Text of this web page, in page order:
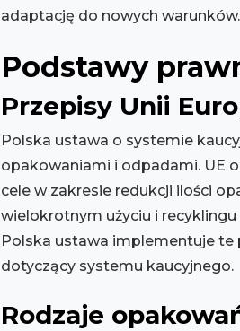
adaptację do nowych warunków.
Podstawy
Przepisy Unii
Polska ustawa o systemie
opakowaniami i odpadami. UE
cele w zakresie redukcji ilości
wielokrotnym użyciu i recyklingu
Polska ustawa implementuje te
dotyczący systemu kaucyjnego.
Rodzaje